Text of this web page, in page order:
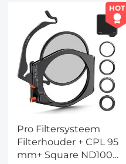
HOT
Pro Filtersysteem
Filterhouder + CPL 95
mm+ Square ND1000